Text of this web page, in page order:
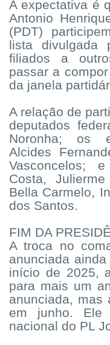
A expectativa é
Antonio
(PDT)
lista divulgada
filiados a
passar a
da janela
A relação de
deputados
Noronha; os
Alcides
Vasconcelos;
Costa,
Bella Carmelo,
dos Santos.
FIM DA
A troca no
anunciada
início de 2025,
para mais um
anunciada, mas
em junho. Ele
nacional do PL